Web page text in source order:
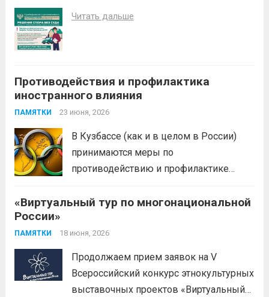
Читать дальше
Противодействия и профилактика
иностранного влияния
ПАМЯТКИ 23 июня, 2026
В Кузбассе (как и в целом в России)
принимаются меры по
противодействию и профилактике
(манипулирования спортивными
Эти меры включают законодательные,
информационную политику. Цель —
предотвратить противоправное
«Виртуальный тур по многонациональной
России»
ПАМЯТКИ 18 июня, 2026
Продолжаем прием заявок на V
Всероссийский конкурс этнокультурных
выставочных проектов «Виртуальный